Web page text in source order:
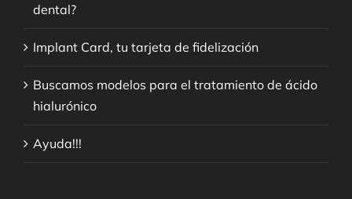
dental?
Implant Card, tu tarjeta de fidelización
Buscamos modelos para el tratamiento de ácido
hialurónico
Ayuda!!!